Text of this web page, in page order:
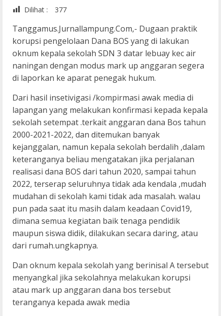
Dilihat :
377
Tanggamus.Jurnallampung.Com,- Dugaan praktik
korupsi pengelolaan Dana BOS yang di lakukan
oknum kepala sekolah SDN 3 datar lebuay kec air
naningan dengan modus mark up anggaran segera
di laporkan ke aparat penegak hukum.
Dari hasil insetivigasi /kompirmasi awak media di
lapangan yang melakukan konfirmasi kepada kepala
sekolah setempat .terkait anggaran dana Bos tahun
2000-2021-2022, dan ditemukan banyak
kejanggalan, namun kepala sekolah berdalih ,dalam
keteranganya beliau mengatakan jika perjalanan
realisasi dana BOS dari tahun 2020, sampai tahun
2022, terserap seluruhnya tidak ada kendala ,mudah
mudahan di sekolah kami tidak ada masalah. walau
pun pada saat itu masih dalam keadaan Covid19,
dimana semua kegiatan baik tenaga pendidik
maupun siswa didik, dilakukan secara daring, atau
dari rumah.ungkapnya.
Dan oknum kepala sekolah yang berinisal A tersebut
menyangkal jika sekolahnya melakukan korupsi
atau mark up anggaran dana bos tersebut
teranganya kepada awak media